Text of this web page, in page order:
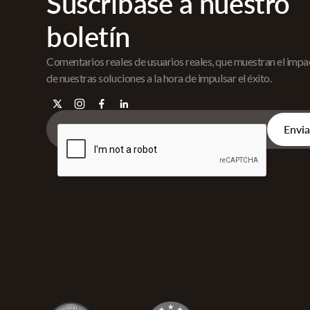
boletín
Comentarios reales de usuarios reales, que muestran el
de nuestras soluciones a la hora de impulsar el éxito.